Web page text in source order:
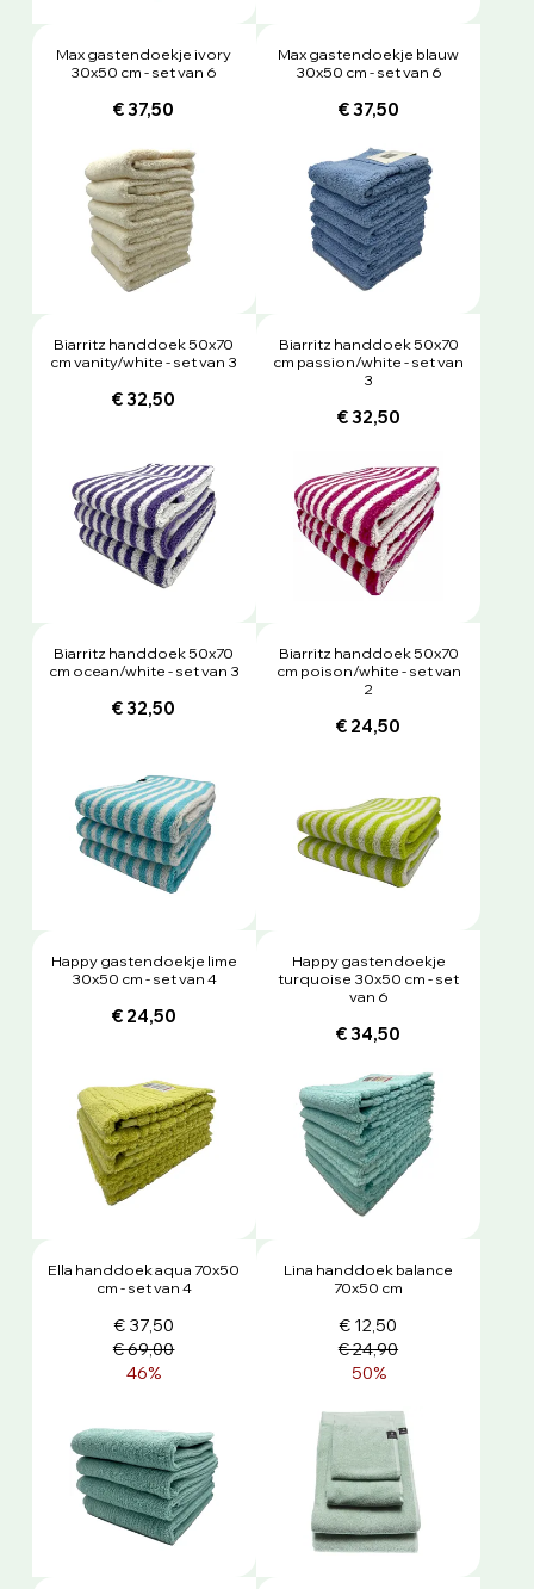
Max gastendoekje ivory
30x50 cm - set van 6
€ 37,50
Max gastendoekje blauw
30x50 cm - set van 6
€ 37,50
Biarritz handdoek 50x70
cm vanity/white - set van 3
€ 32,50
Biarritz handdoek 50x70
cm passion/white - set van
3
€ 32,50
Biarritz handdoek 50x70
cm ocean/white - set van 3
€ 32,50
Biarritz handdoek 50x70
cm poison/white - set van
2
€ 24,50
Happy gastendoekje lime
30x50 cm - set van 4
€ 24,50
Happy gastendoekje
turquoise 30x50 cm - set
van 6
€ 34,50
Ella handdoek aqua 70x50
cm - set van 4
€ 37,50
€ 69,00
46%
Lina handdoek balance
70x50 cm
€ 12,50
€ 24,90
50%